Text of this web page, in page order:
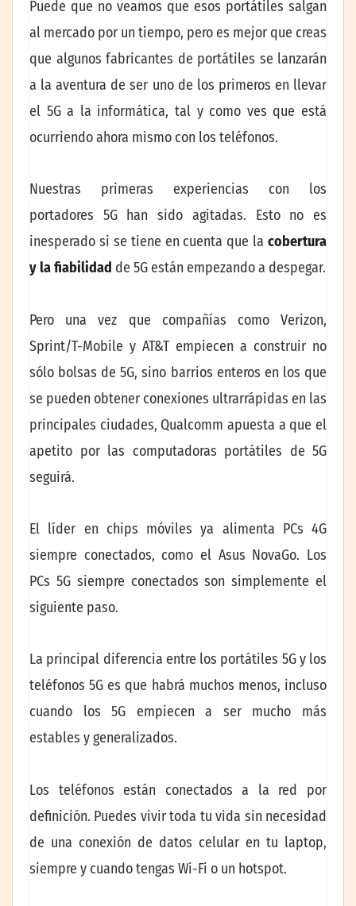
Puede que no veamos que esos portátiles salgan
al mercado por un tiempo, pero es mejor que creas
que algunos fabricantes de portátiles se lanzarán
a la aventura de ser uno de los primeros en llevar
el 5G a la informática, tal y como ves que está
ocurriendo ahora mismo con los teléfonos.
Nuestras primeras experiencias con los
portadores 5G han sido agitadas. Esto no es
inesperado si se tiene en cuenta que la cobertura
y la fiabilidad de 5G están empezando a despegar.
Pero una vez que compañías como Verizon,
Sprint/T-Mobile y AT&T empiecen a construir no
sólo bolsas de 5G, sino barrios enteros en los que
se pueden obtener conexiones ultrarrápidas en las
principales ciudades, Qualcomm apuesta a que el
apetito por las computadoras portátiles de 5G
seguirá.
El líder en chips móviles ya alimenta PCs 4G
siempre conectados, como el Asus NovaGo. Los
PCs 5G siempre conectados son simplemente el
siguiente paso.
La principal diferencia entre los portátiles 5G y los
teléfonos 5G es que habrá muchos menos, incluso
cuando los 5G empiecen a ser mucho más
estables y generalizados.
Los teléfonos están conectados a la red por
definición. Puedes vivir toda tu vida sin necesidad
de una conexión de datos celular en tu laptop,
siempre y cuando tengas Wi-Fi o un hotspot.